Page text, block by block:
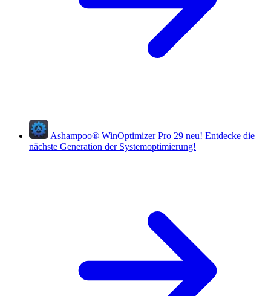
Ashampoo® WinOptimizer Pro 29 neu! Entdecke die
nächste Generation der Systemoptimierung!